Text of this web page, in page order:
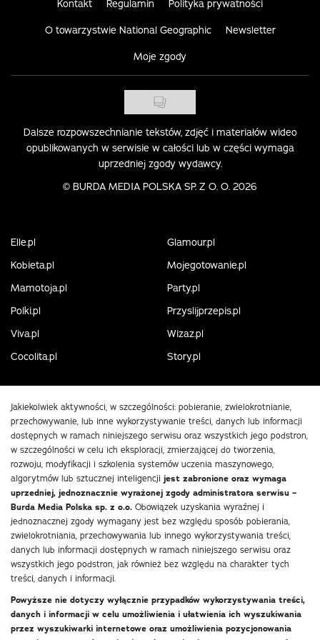
Kontakt Regulamin Polityka prywatności
O towarzystwie National Geographic Newsletter
Moje zgody
Dalsze rozpowszechnianie tekstów, zdjęć i materiałów wideo
opublikowanych w serwisie w całości lub w części wymaga
uprzedniej zgody wydawcy.
© BURDA MEDIA POLSKA SP. Z O. O. 2026
Elle.pl
Glamour.pl
Kobieta.pl
Mojegotowanie.pl
Mamotoja.pl
Party.pl
Polki.pl
Przyslijprzepis.pl
Viva.pl
Wizaz.pl
Cocolita.pl
Story.pl
Jakiekolwiek aktywności, w szczególności: pobieranie, zwielokrotnianie,
przechowywanie, lub inne wykorzystywanie treści, danych lub informacji
dostępnych w ramach niniejszego serwisu oraz wszystkich jego podstron,
w szczególności w celu ich eksploracji, zmierzającej do tworzenia,
rozwoju, modyfikacji i szkolenia systemów uczenia maszynowego,
algorytmów lub sztucznej inteligencji jest zabronione oraz wymaga
uprzedniej, jednoznacznie wyrażonej zgody administratora serwisu –
Burda Media Polska sp. z o.o. Obowiązek uzyskania wyraźnej i
jednoznacznej zgody wymagany jest bez względu sposób pobierania,
zwielokrotniania, przechowywania lub innego wykorzystywania treści,
danych lub informacji dostępnych w ramach niniejszego serwisu oraz
wszystkich jego podstron, jak również bez względu na charakter tych
treści, danych i informacji.
Powyższe nie dotyczy wyłącznie przypadków wykorzystywania treści,
danych i informacji w celu umożliwienia i ułatwienia ich wyszukiwania
przez wyszukiwarki internetowe oraz umożliwienia pozycjonowania